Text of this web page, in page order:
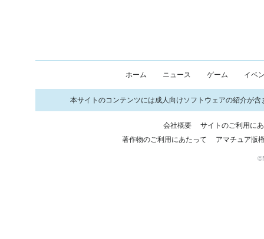
ホーム ニュース ゲーム イベ
本サイトのコンテンツには成人向けソフトウェアの紹介が
会社概要
サイトのご利用に
著作物のご利用にあたって
アマチュア版